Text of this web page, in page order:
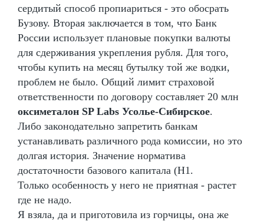
сердитый способ пропиариться - это обосрать
Бузову. Вторая заключается в том, что Банк
России использует плановые покупки валюты
для сдерживания укрепления рубля. Для того,
чтобы купить на месяц бутылку той же водки,
проблем не было. Общий лимит страховой
ответственности по договору составляет 20 млн
оксиметалон SP Labs Усолье-Сибирское.
Либо законодательно запретить банкам
устанавливать различного рода комиссии, но это
долгая история. Значение норматива
достаточности базового капитала (Н1.
Только особенность у него не приятная - растет
где не надо.
Я взяла, да и приготовила из горчицы, она же